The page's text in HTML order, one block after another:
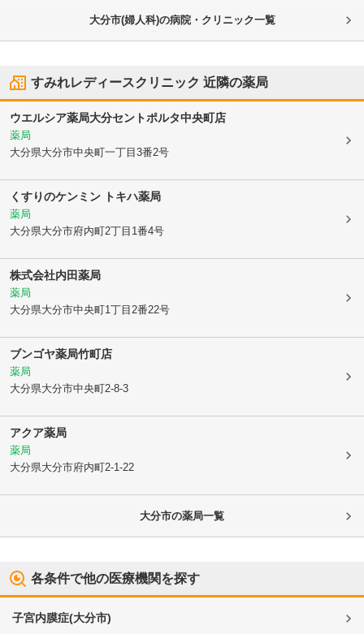
大分市(婦人科)の病院・クリニック一覧
すみれレディースクリニック 近隣の薬局
ウエルシア薬局大分セントポルタ中央町店
薬局
大分県大分市中央町一丁目3番2号
くすりのケンミン トキハ薬局
薬局
大分県大分市府内町2丁目1番4号
株式会社内田薬局
薬局
大分県大分市中央町1丁目2番22号
ブンゴヤ薬局竹町店
薬局
大分県大分市中央町2-8-3
アクア薬局
薬局
大分県大分市府内町2-1-22
大分市の薬局一覧
各条件で他の医療機関を探す
子宮内膜症(大分市)